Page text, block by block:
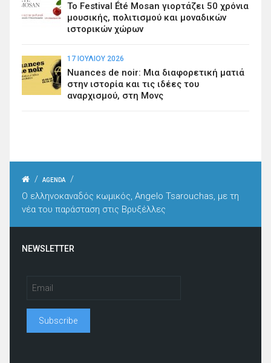
Το Festival Été Mosan γιορτάζει 50 χρόνια
μουσικής, πολιτισμού και μοναδικών
ιστορικών χώρων
17 ΙΟΥΛΊΟΥ 2026
Nuances de noir: Μια διαφορετική ματιά
στην ιστορία και τις ιδέες του
αναρχισμού, στη Μονς
/ AGENDA
/
Ο ελληνοκαναδός κωμικός, Angelo Tsarouchas, με τη
νέα του παράσταση στις Βρυξέλλες
NEWSLETTER